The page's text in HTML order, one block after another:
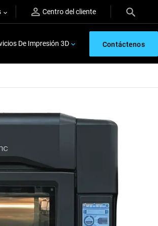
Centro del cliente
De Impresión 3D Contáctenos